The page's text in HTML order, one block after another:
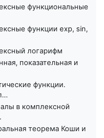
функциональные
функции exp, sin,
логарифм
показательная и
функции.
в комплексной
теорема Коши и